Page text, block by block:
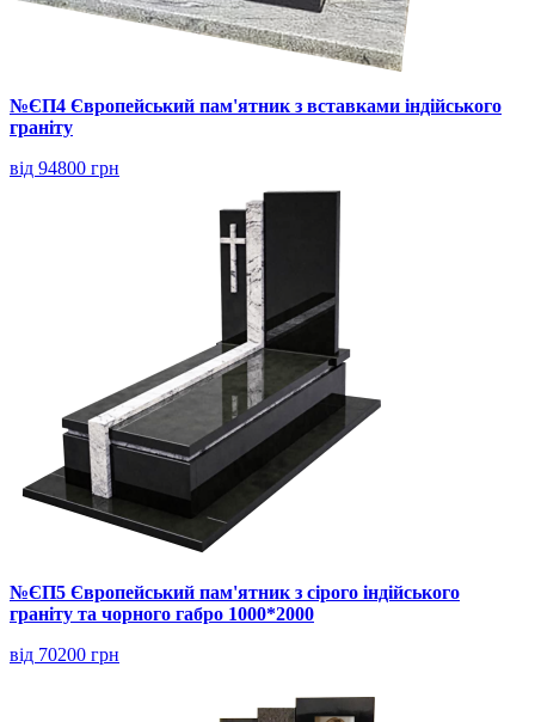
№ЄП4 Європейський пам'ятник з вставками індійського
граніту
від 94800 грн
№ЄП5 Європейський пам'ятник з сірого індійського
граніту та чорного габро 1000*2000
від 70200 грн